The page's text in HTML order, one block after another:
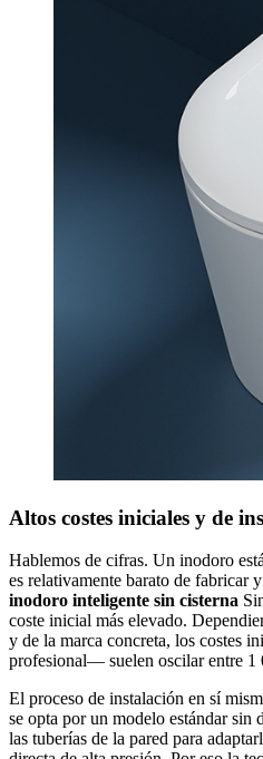
Altos costes iniciales y de
Hablemos de cifras. Un inodoro
es relativamente barato de fabricar
inodoro inteligente sin cisterna
coste inicial más elevado.
y de la marca concreta, los costes
profesional— suelen oscilar entre 1
El proceso de instalación en sí
se opta por un modelo estándar sin
las tuberías de la pared para